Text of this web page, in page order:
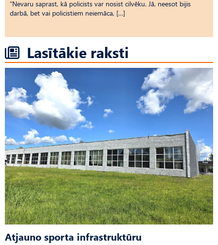
“Nevaru saprast, kā policists var nosist cilvēku. Jā, neesot bijis
darbā, bet vai policistiem neiemāca, […]
Lasītākie raksti
Atjauno sporta infrastruktūru